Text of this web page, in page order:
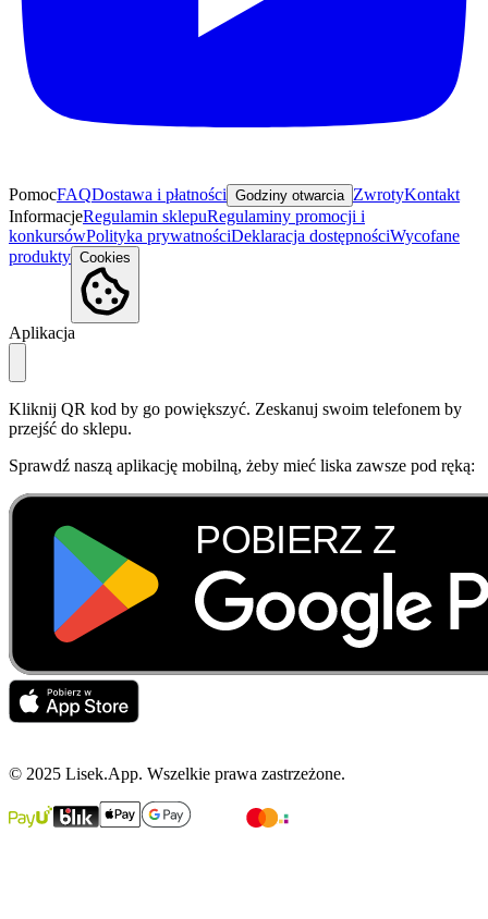
PomocFAQDostawa i płatności Godziny otwarcia ZwrotyKontakt
InformacjeRegulamin sklepuRegulaminy promocji i
konkursówPolityka prywatnościDeklaracja dostępnościWycofane
produkty Cookies
Aplikacja
Kliknij QR kod by go powiększyć. Zeskanuj swoim telefonem by
przejść do sklepu.
Sprawdź naszą aplikację mobilną, żeby mieć liska zawsze pod ręką:
© 2025 Lisek.App. Wszelkie prawa zastrzeżone.